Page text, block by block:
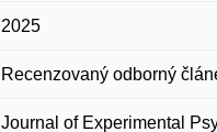
2025
Recenzovaný odborný
Journal of Experimental